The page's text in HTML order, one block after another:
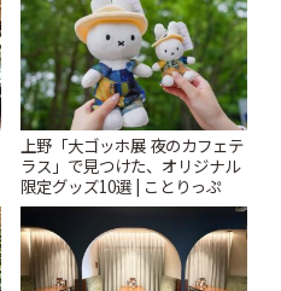
上野「大ゴッホ展 夜のカフェテ
ラス」で見つけた、オリジナル
限定グッズ10選 | ことりっぷ